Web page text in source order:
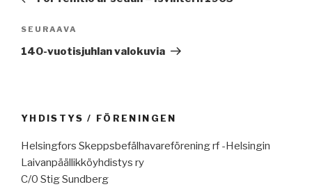
Seuraava
artikkeli
SEURAAVA
140-vuotisjuhlan valokuvia
YHDISTYS / FÖRENINGEN
Helsingfors Skeppsbefälhavareförening rf -Helsingin
Laivanpäällikköyhdistys ry
C/0 Stig Sundberg